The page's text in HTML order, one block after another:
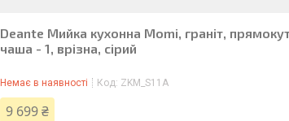
Deante Мийка кухонна Momi, граніт,
чаша - 1, врізна, сірий
Немає в наявності Код: ZKM_S11A
9 699 ₴